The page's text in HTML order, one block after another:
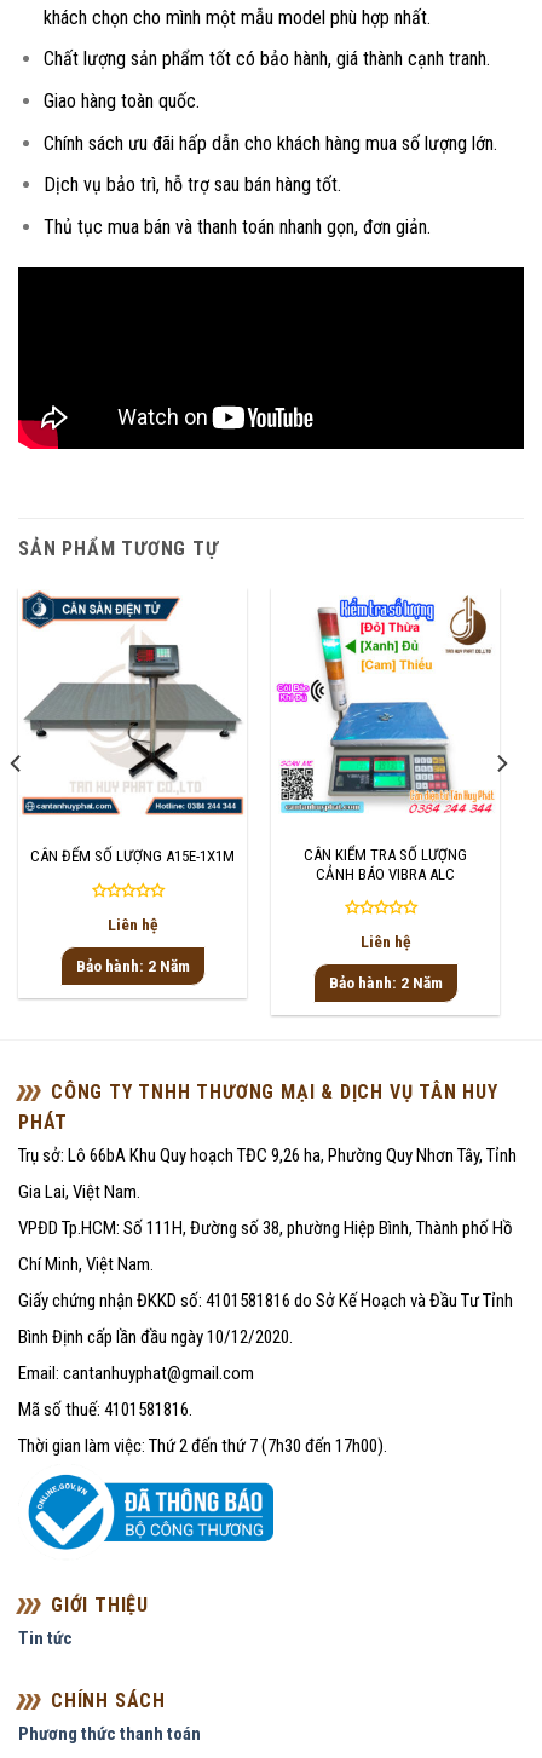
khách chọn cho mình một mẫu model phù hợp nhất.
Chất lượng sản phẩm tốt có bảo hành, giá thành cạnh tranh.
Giao hàng toàn quốc.
Chính sách ưu đãi hấp dẫn cho khách hàng mua số lượng lớn.
Dịch vụ bảo trì, hỗ trợ sau bán hàng tốt.
Thủ tục mua bán và thanh toán nhanh gọn, đơn giản.
SẢN PHẨM TƯƠNG TỰ
CÂN ĐẾM SỐ LƯỢNG A15E-1X1M
Được
hạng
0
5
Liên hệ
Bảo hành: 2 Năm
CÂN KIỂM TRA SỐ LƯỢNG
CẢNH BÁO VIBRA ALC
Được
hạng
0
5
Liên hệ
Bảo hành: 2 Năm
CÔNG TY TNHH THƯƠNG MẠI & DỊCH VỤ TÂN HUY
PHÁT
Trụ sở: Lô 66bA Khu Quy hoạch TĐC 9,26 ha, Phường Quy Nhơn Tây, Tỉnh
Gia Lai, Việt Nam.
VPĐD Tp.HCM: Số 111H, Đường số 38, phường Hiệp Bình, Thành phố Hồ
Chí Minh, Việt Nam.
Giấy chứng nhận ĐKKD số: 4101581816 do Sở Kế Hoạch và Đầu Tư Tỉnh
Bình Định cấp lần đầu ngày 10/12/2020.
Email: cantanhuyphat@gmail.com
Mã số thuế: 4101581816.
Thời gian làm việc: Thứ 2 đến thứ 7 (7h30 đến 17h00).
GIỚI THIỆU
Tin tức
CHÍNH SÁCH
Phương thức thanh toán